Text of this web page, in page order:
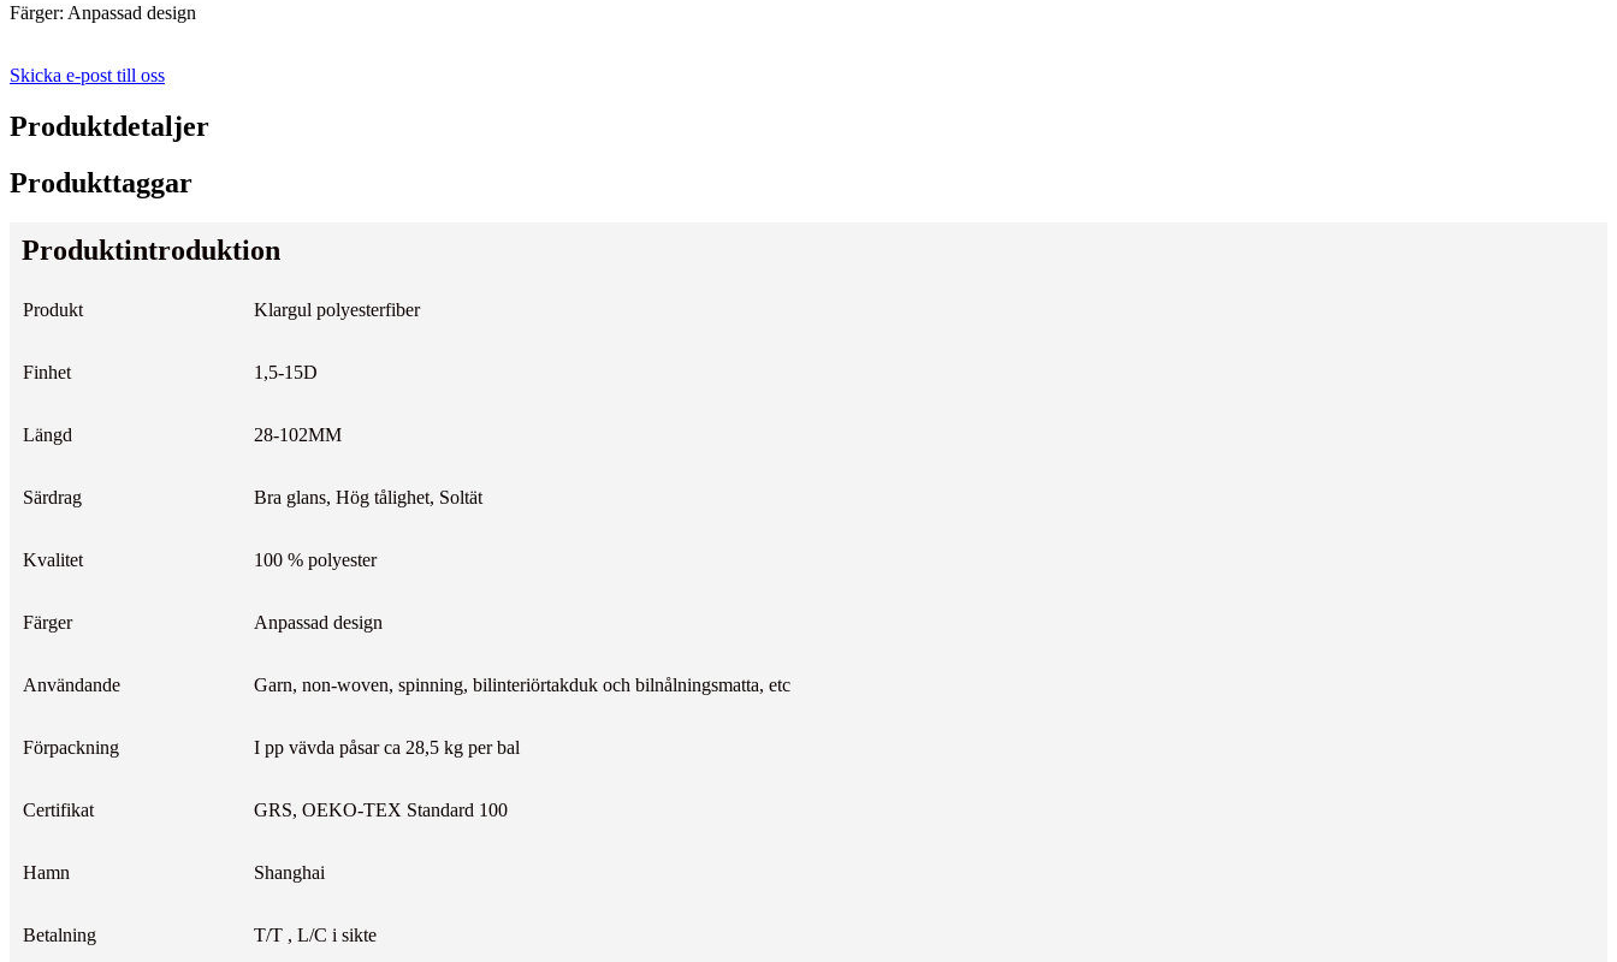
Färger: Anpassad design
Skicka e-post till oss
Produktdetaljer
Produkttaggar
Produktintroduktion
Produkt Klargul polyesterfiber
Finhet 1,5-15D
Längd 28-102MM
Särdrag Bra glans, Hög tålighet, Soltät
Kvalitet 100 % polyester
Färger Anpassad design
Användande Garn, non-woven, spinning, bilinteriörtakduk och bilnålningsmatta, etc
Förpackning I pp vävda påsar ca 28,5 kg per bal
Certifikat GRS, OEKO-TEX Standard 100
Hamn Shanghai
Betalning T/T , L/C i sikte